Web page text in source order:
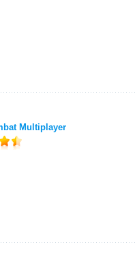
Multiplayer